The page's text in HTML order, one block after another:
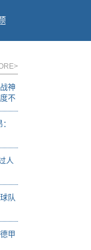
神
不
人
队
甲